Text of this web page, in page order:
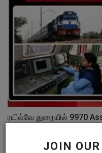
JOIN
ரயில்வே துறையில் 9970